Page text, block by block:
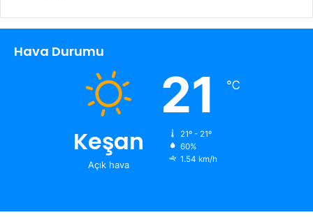
Hava Durumu
Keşan
Açık hava
21 ℃
21º - 21º
60%
1.54 km/h